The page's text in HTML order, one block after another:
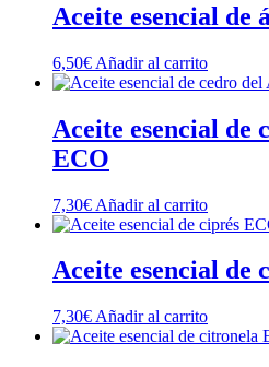
Aceite esencial de
6,50€ Añadir al carrito
Aceite esencial de
ECO
7,30€ Añadir al carrito
Aceite esencial de
7,30€ Añadir al carrito